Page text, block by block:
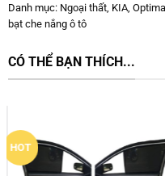
Danh mục: Ngoại thất, KIA, Optima
bạt che nắng ô tô
CÓ THỂ BẠN THÍCH...
New